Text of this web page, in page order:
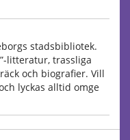
stadsbibliotek.
litteratur, trassliga
och biografier. Vill
lyckas alltid omge